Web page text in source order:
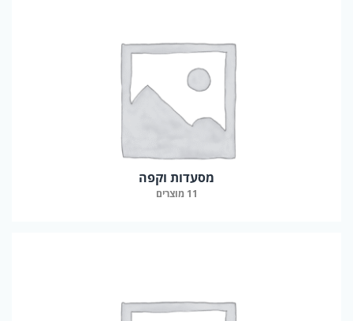
מסעדות וקפה
11 מוצרים